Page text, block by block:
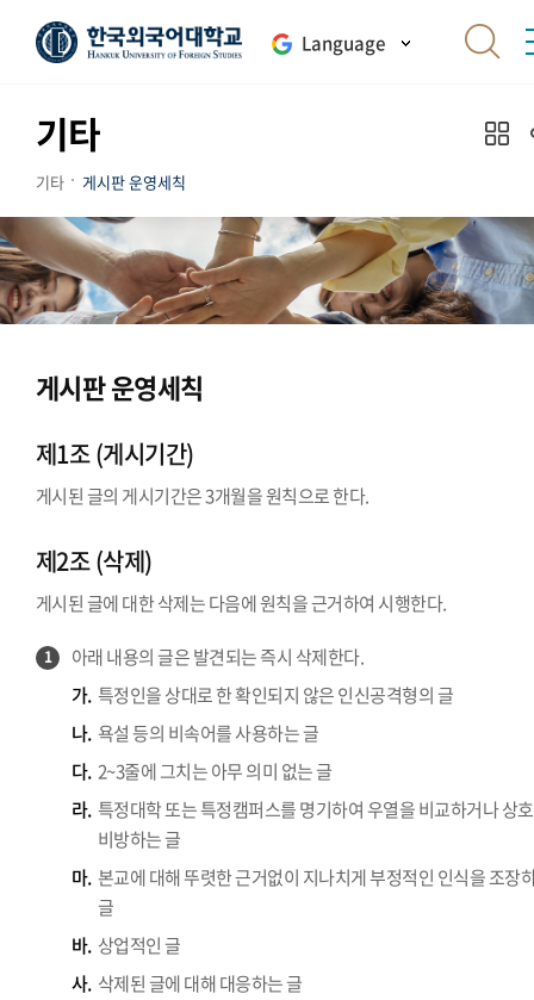
Language
기타
기타 게시판 운영세칙
게시판 운영세칙
제1조 (게시기간)
게시된 글의 게시기간은 3개월을 원칙으로 한다.
제2조 (삭제)
게시된 글에 대한 삭제는 다음에 원칙을 근거하여 시행한다.
1
아래 내용의 글은 발견되는 즉시 삭제한다.
가. 특정인을 상대로 한 확인되지 않은 인신공격형의 글
나. 욕설 등의 비속어를 사용하는 글
다. 2~3줄에 그치는 아무 의미 없는 글
라. 특정대학 또는 특정캠퍼스를 명기하여 우열을 비교하거나 상호
비방하는 글
마. 본교에 대해 뚜렷한 근거없이 지나치게 부정적인 인식을 조장
글
바. 상업적인 글
사. 삭제된 글에 대해 대응하는 글